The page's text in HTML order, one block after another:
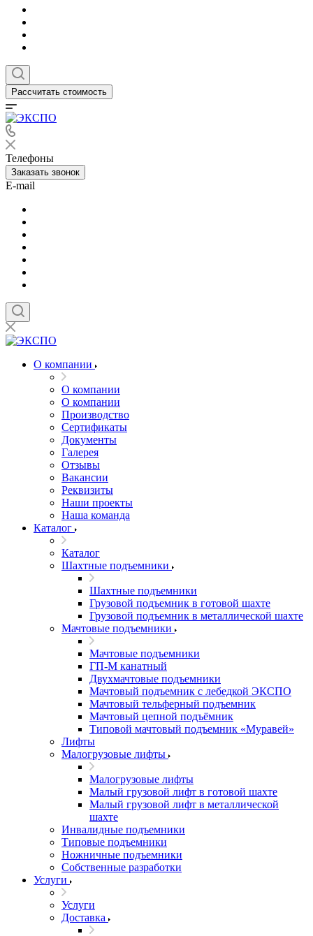
Рассчитать стоимость
Телефоны
Заказать звонок
E-mail
О компании
О компании
О компании
Производство
Сертификаты
Документы
Галерея
Отзывы
Вакансии
Реквизиты
Наши проекты
Наша команда
Каталог
Каталог
Шахтные подъемники
Шахтные подъемники
Грузовой подъемник в готовой шахте
Грузовой подъемник в металлической шахте
Мачтовые подъемники
Мачтовые подъемники
ГП-М канатный
Двухмачтовые подъемники
Мачтовый подъемник с лебедкой ЭКСПО
Мачтовый тельферный подъемник
Мачтовый цепной подъёмник
Типовой мачтовый подъемник «Муравей»
Лифты
Малогрузовые лифты
Малогрузовые лифты
Малый грузовой лифт в готовой шахте
Малый грузовой лифт в металлической
шахте
Инвалидные подъемники
Типовые подъемники
Ножничные подъемники
Собственные разработки
Услуги
Услуги
Доставка